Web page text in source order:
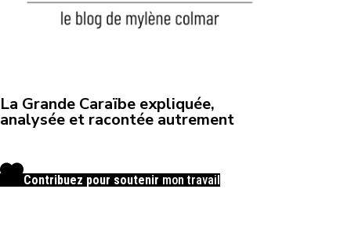
La Grande Caraïbe expliquée,
analysée et racontée autrement
Contribuez pour soutenir mon travail